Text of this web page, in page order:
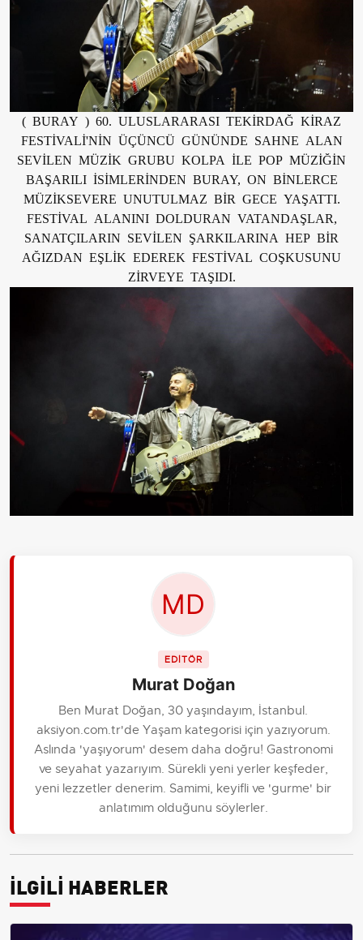
( BURAY ) 60. ULUSLARARASI TEKİRDAĞ KİRAZ
FESTİVALİ'NİN ÜÇÜNCÜ GÜNÜNDE SAHNE ALAN
SEVİLEN MÜZİK GRUBU KOLPA İLE POP MÜZİĞİN
BAŞARILI İSİMLERİNDEN BURAY, ON BİNLERCE
MÜZİKSEVERE UNUTULMAZ BİR GECE YAŞATTI.
FESTİVAL ALANINI DOLDURAN VATANDAŞLAR,
SANATÇILARIN SEVİLEN ŞARKILARINA HEP BİR
AĞIZDAN EŞLİK EDEREK FESTİVAL COŞKUSUNU
ZİRVEYE TAŞIDI.
EDİTÖR
Murat Doğan
Ben Murat Doğan, 30 yaşındayım, İstanbul.
aksiyon.com.tr'de Yaşam kategorisi için yazıyorum.
Aslında 'yaşıyorum' desem daha doğru! Gastronomi
ve seyahat yazarıyım. Sürekli yeni yerler keşfeder,
yeni lezzetler denerim. Samimi, keyifli ve 'gurme' bir
anlatımım olduğunu söylerler.
İLGİLİ HABERLER